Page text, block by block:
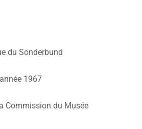
du Sonderbund
1967
Commission du Musée